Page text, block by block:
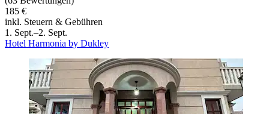
185 €
inkl. Steuern & Gebühren
1. Sept.–2. Sept.
Hotel Harmonia by Dukley